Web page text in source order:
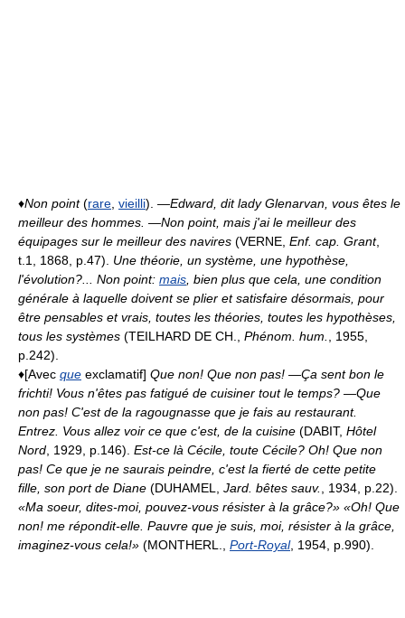
♦Non point(rare vieilli). —Edward, dit lady Glenarvan, vous êtes le
meilleur des hommes. —Non point, mais j'ai le meilleur des
équipages sur le meilleur des navires (VERNE, Enf. cap. Grant,
t.1, 1868, p.47). Une théorie, un système, une hypothèse,
l'évolution?... Non point: mais , bien plus que cela, une condition
générale à laquelle doivent se plier et satisfaire désormais, pour
être pensables et vrais, toutes les théories, toutes les hypothèses,
tous les systèmes (TEILHARD DE CH., Phénom. hum.
, 1955,
p.242).
♦[Avec que exclamatif] Que non! Que non pas! —Ça sent bon le
frichti! Vous n'êtes pas fatigué de cuisiner tout le temps? —Que
non pas! C'est de la ragougnasse que je fais au restaurant.
Entrez. Vous allez voir ce que c'est, de la cuisine (DABIT, Hôtel
Nord , 1929, p.146). Est-ce là Cécile, toute Cécile? Oh! Que non
pas! Ce que je ne saurais peindre, c'est la fierté de cette petite
fille, son port de Diane (DUHAMEL, Jard. bêtes sauv.
, 1934, p.22).
«Ma soeur, dites-moi, pouvez-vous résister à la grâce?» «Oh! Que
non! me répondit-elle. Pauvre que je suis, moi, résister à la grâce,
imaginez-vous cela!» (MONTHERL., Port-Royal, 1954, p.990).